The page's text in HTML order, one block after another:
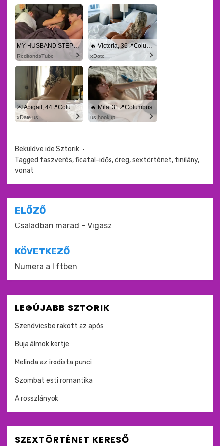
MY HUSBAND STEPSON MISTAKENLY GIVES ME IN THE ASS
RedhandsTube
🔥 Victoria, 36📍Columbus
xDate
💌 Abigail, 44📍Columbus
xDate.us
🔥 Mila, 31📍Columbus
us.hookup
Beküldve ide Sztorik
Tagged faszverés,fioatal-idős,öreg,sextörténet, tinilány,
vonat
Bejegyzés
navigáció
ELŐZŐ
Családban marad – Vigasz
KÖVETKEZŐ
Numera a liftben
LEGÚJABB SZTORIK
Szendvicsbe rakott az após
Buja álmok kertje
Melinda az irodista punci
Szombat esti romantika
A rosszlányok
SZEXTÖRTÉNET KERESŐ